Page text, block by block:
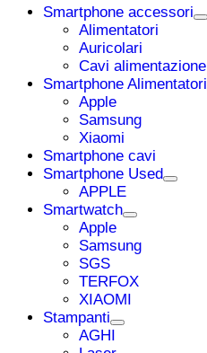
Smartphone accessori
Alimentatori
Auricolari
Cavi alimentazione
Smartphone Alimentatori
Apple
Samsung
Xiaomi
Smartphone cavi
Smartphone Used
APPLE
Smartwatch
Apple
Samsung
SGS
TERFOX
XIAOMI
Stampanti
AGHI